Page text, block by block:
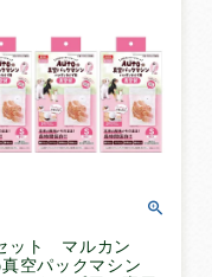
ット マルカン
真空パックマシン